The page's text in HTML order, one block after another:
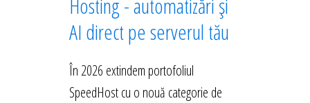
Hosting - automatizări și
AI direct pe serverul tău
În 2026 extindem portofoliul
SpeedHost cu o nouă categorie de